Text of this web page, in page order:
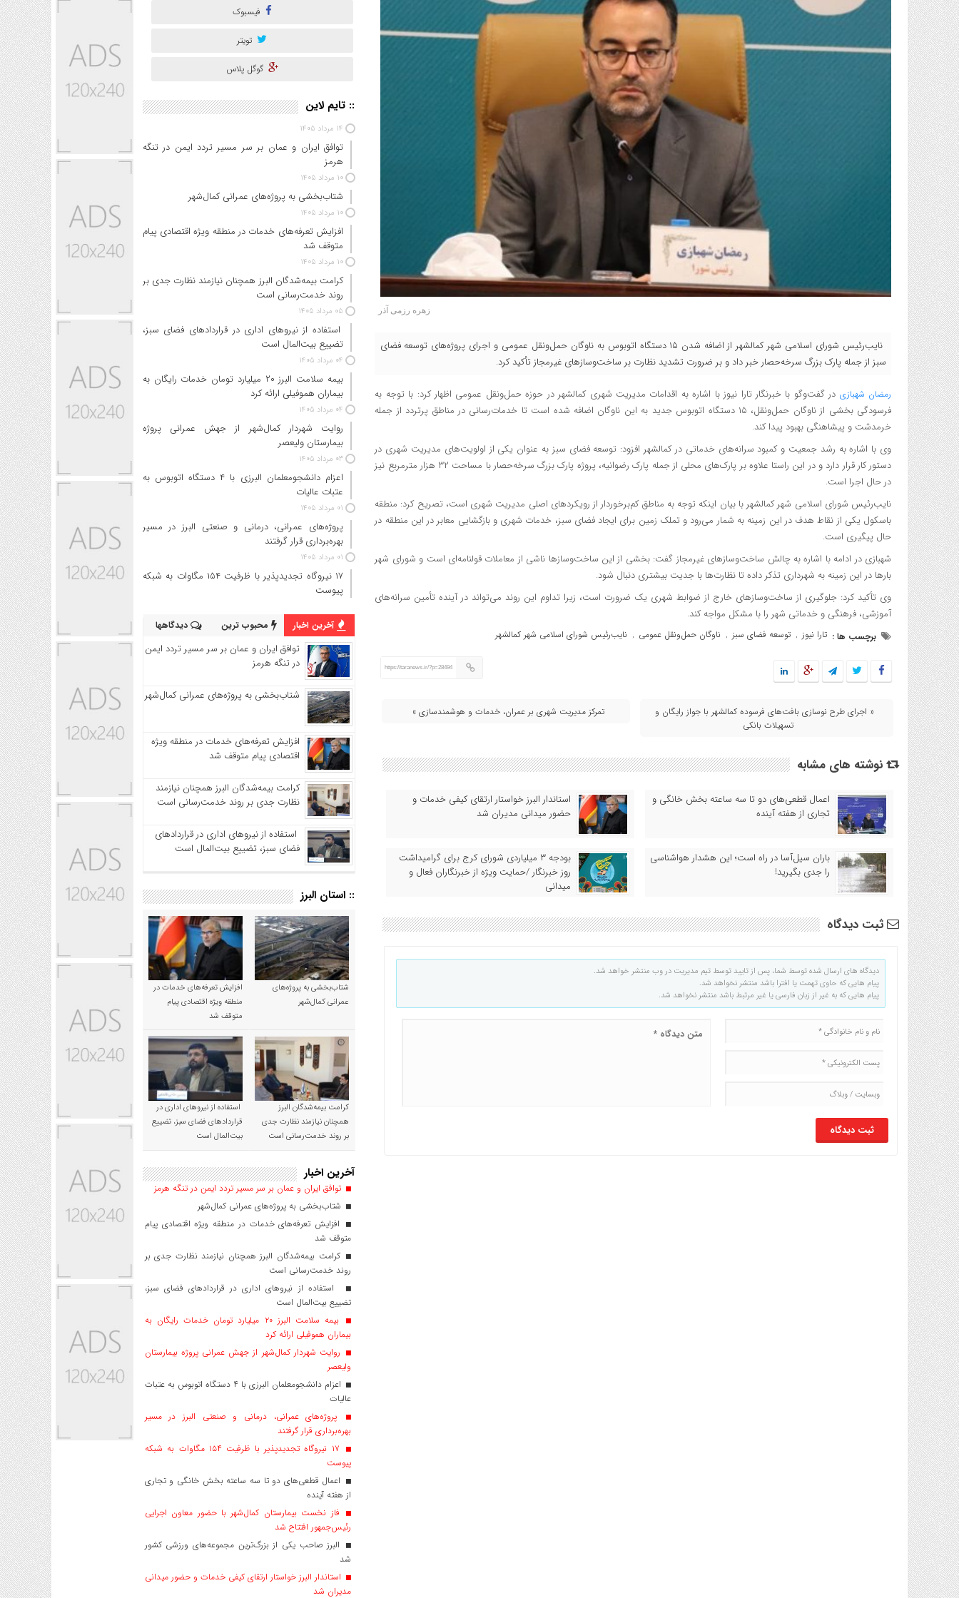
زهره رزمی آذر
نایب‌رئیس شورای اسلامی شهر کمالشهر از اضافه شدن ۱۵ دستگاه اتوبوس به ناوگان حمل‌ونقل عمومی و اجرای پروژه‌های توسعه فضای
سبز از جمله پارک بزرگ سرخه‌حصار خبر داد و بر ضرورت تشدید نظارت بر ساخت‌وسازهای غیرمجاز تأکید کرد.
رمضان شهبازی در گفت‌وگو با خبرنگار تارا نیوز با اشاره به اقدامات مدیریت شهری کمالشهر در حوزه حمل‌ونقل عمومی اظهار کرد: با توجه به
فرسودگی بخشی از ناوگان حمل‌ونقل، ۱۵ دستگاه اتوبوس جدید به این ناوگان اضافه شده است تا خدمات‌رسانی در مناطق پرتردد از جمله
خرمدشت و پیشاهنگی بهبود پیدا کند.
وی با اشاره به رشد جمعیت و کمبود سرانه‌های خدماتی در کمالشهر افزود: توسعه فضای سبز به عنوان یکی از اولویت‌های مدیریت شهری در
دستور کار قرار دارد و در این راستا علاوه بر پارک‌های محلی از جمله پارک رضوانیه، پروژه پارک بزرگ سرخه‌حصار با مساحت ۳۲ هزار مترمربع نیز
در حال اجرا است.
نایب‌رئیس شورای اسلامی شهر کمالشهر با بیان اینکه توجه به مناطق کم‌برخوردار از رویکردهای اصلی مدیریت شهری است، تصریح کرد: منطقه
باسکول یکی از نقاط هدف در این زمینه به شمار می‌رود و تملک زمین برای ایجاد فضای سبز، خدمات شهری و بازگشایی معابر در این منطقه در
حال پیگیری است.
شهبازی در ادامه با اشاره به چالش ساخت‌وسازهای غیرمجاز گفت: بخشی از این ساخت‌وسازها ناشی از معاملات قولنامه‌ای است و شورای شهر
بارها در این زمینه به شهرداری تذکر داده تا نظارت‌ها با جدیت بیشتری دنبال شود.
وی تأکید کرد: جلوگیری از ساخت‌وسازهای خارج از ضوابط شهری یک ضرورت است، زیرا تداوم این روند می‌تواند در آینده تأمین سرانه‌های
آموزشی، فرهنگی و خدماتی شهر را با مشکل مواجه کند.
برچسب ها : تارا نیوز , توسعه فضای سبز , ناوگان حمل‌ونقل عمومی , نایب‌رئیس شورای اسلامی شهر کمالشهر
https://taranews.ir/?p=28494
« اجرای طرح نوسازی بافت‌های فرسوده کمالشهر با جواز رایگان و
تسهیلات بانکی
تمرکز مدیریت شهری بر عمران، خدمات و هوشمندسازی »
نوشته های مشابه
اعمال قطعی‌های دو تا سه ساعته بخش خانگی و
تجاری از هفته آینده
استاندار البرز خواستار ارتقای کیفی خدمات و
حضور میدانی مدیران شد
باران سیل‌آسا در راه است؛ این هشدار هواشناسی
را جدی بگیرید!
بودجه ۳ میلیاردی شورای کرج برای گرامیداشت
روز خبرنگار /حمایت ویژه از خبرنگاران فعال و
میدانی
ثبت دیدگاه
دیدگاه های ارسال شده توسط شما، پس از تایید توسط تیم مدیریت در وب منتشر خواهد شد.
پیام هایی که حاوی تهمت یا افترا باشد منتشر نخواهد شد.
پیام هایی که به غیر از زبان فارسی یا غیر مرتبط باشد منتشر نخواهد شد.
فیسبوک
تویتر
گوگل پلاس
:: تایم لاین
۱۴ مرداد ۱۴۰۵
توافق ایران و عمان بر سر مسیر تردد ایمن در تنگه
هرمز
۱۰ مرداد ۱۴۰۵
شتاب‌بخشی به پروژه‌های عمرانی کمال‌شهر
۱۰ مرداد ۱۴۰۵
افزایش تعرفه‌های خدمات در منطقه ویژه اقتصادی پیام
متوقف شد
۱۰ مرداد ۱۴۰۵
کرامت بیمه‌شدگان البرز همچنان نیازمند نظارت جدی بر
روند خدمت‌رسانی است
۰۵ مرداد ۱۴۰۵
استفاده از نیروهای اداری در قراردادهای فضای سبز،
تضییع بیت‌المال است
۰۴ مرداد ۱۴۰۵
بیمه سلامت البرز ۲۰ میلیارد تومان خدمات رایگان به
بیماران هموفیلی ارائه کرد
۰۴ مرداد ۱۴۰۵
روایت شهردار کمال‌شهر از جهش عمرانی پروژه
بیمارستان ولیعصر
۰۳ مرداد ۱۴۰۵
اعزام دانشجو‌معلمان البرزی با ۴ دستگاه اتوبوس به
عتبات عالیات
۰۱ مرداد ۱۴۰۵
پروژه‌های عمرانی، درمانی و صنعتی البرز در مسیر
بهره‌برداری قرار گرفتند
۰۱ مرداد ۱۴۰۵
۱۷ نیروگاه تجدیدپذیر با ظرفیت ۱۵۴ مگاوات به شبکه
پیوست
آخرین اخبار محبوب ترین دیدگاهها
توافق ایران و عمان بر سر مسیر تردد ایمن
در تنگه هرمز
شتاب‌بخشی به پروژه‌های عمرانی کمال‌شهر
افزایش تعرفه‌های خدمات در منطقه ویژه
اقتصادی پیام متوقف شد
کرامت بیمه‌شدگان البرز همچنان نیازمند
نظارت جدی بر روند خدمت‌رسانی است
استفاده از نیروهای اداری در قراردادهای
فضای سبز، تضییع بیت‌المال است
:: استان البرز
شتاب‌بخشی به پروژه‌های
عمرانی کمال‌شهر
افزایش تعرفه‌های خدمات در
منطقه ویژه اقتصادی پیام
متوقف شد
کرامت بیمه‌شدگان البرز
همچنان نیازمند نظارت جدی
بر روند خدمت‌رسانی است
استفاده از نیروهای اداری در
قراردادهای فضای سبز، تضییع
بیت‌المال است
آخرین اخبار
توافق ایران و عمان بر سر مسیر تردد ایمن در تنگه هرمز
شتاب‌بخشی به پروژه‌های عمرانی کمال‌شهر
افزایش تعرفه‌های خدمات در منطقه ویژه اقتصادی پیام
متوقف شد
کرامت بیمه‌شدگان البرز همچنان نیازمند نظارت جدی بر
روند خدمت‌رسانی است
استفاده از نیروهای اداری در قراردادهای فضای سبز،
تضییع بیت‌المال است
بیمه سلامت البرز ۲۰ میلیارد تومان خدمات رایگان به
بیماران هموفیلی ارائه کرد
روایت شهردار کمال‌شهر از جهش عمرانی پروژه بیمارستان
ولیعصر
اعزام دانشجو‌معلمان البرزی با ۴ دستگاه اتوبوس به عتبات
عالیات
پروژه‌های عمرانی، درمانی و صنعتی البرز در مسیر
بهره‌برداری قرار گرفتند
۱۷ نیروگاه تجدیدپذیر با ظرفیت ۱۵۴ مگاوات به شبکه
پیوست
اعمال قطعی‌های دو تا سه ساعته بخش خانگی و تجاری
از هفته آینده
فاز نخست بیمارستان کمال‌شهر با حضور معاون اجرایی
رئیس‌جمهور افتتاح شد
البرز صاحب یکی از بزرگ‌ترین مجموعه‌های ورزشی کشور
شد
استاندار البرز خواستار ارتقای کیفی خدمات و حضور میدانی
مدیران شد